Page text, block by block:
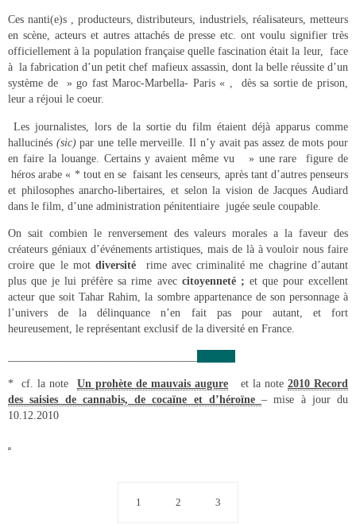
Ces nanti(e)s , producteurs, distributeurs, industriels, réalisateurs, metteurs
en scène, acteurs et autres attachés de presse etc. ont voulu signifier très
officiellement à la population française quelle fascination était la leur, face
à la fabrication d’un petit chef mafieux assassin, dont la belle réussite d’un
système de » go fast Maroc-Marbella- Paris « , dès sa sortie de prison,
leur a réjoui le coeur.
Les journalistes, lors de la sortie du film étaient déjà apparus comme
hallucinés (sic)par une telle merveille. Il n’y avait pas assez de mots pour
en faire la louange. Certains y avaient même vu » une rare figure de
héros arabe « * tout en se faisant les censeurs, après tant d’autres penseurs
et philosophes anarcho-libertaires, et selon la vision de Jacques Audiard
dans le film, d’une administration pénitentiaire jugée seule coupable.
On sait combien le renversement des valeurs morales a la faveur des
créateurs géniaux d’événements artistiques, mais de là à vouloir nous faire
croire que le motdiversité
rime avec criminalité me chagrine d’autant
plus que je lui préfère sa rime avec citoyenneté ; et que pour excellent
acteur que soit Tahar Rahim, la sombre appartenance de son personnage à
l’univers de la délinquance n’en fait pas pour autant, et fort
heureusement, le représentant exclusif de la diversité en France.
* cf. la note Un prohète de mauvais augure et la note 2010 Record
des saisies de cannabis, de cocaïne et d’héroïne – mise à jour du
10.12.2010
1 2 3